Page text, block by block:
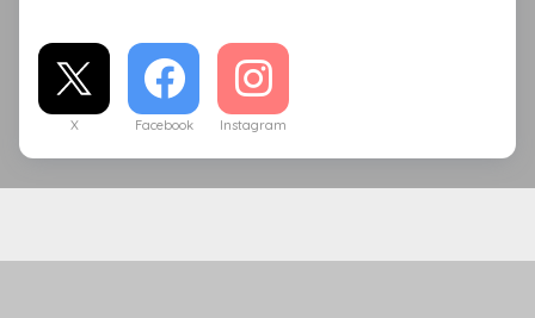
X Facebook Instagram